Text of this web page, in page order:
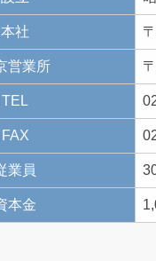
本社
営業所
TEL
FAX
業員
本金